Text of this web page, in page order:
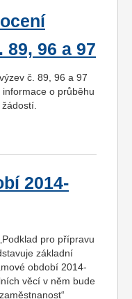
96 a 97
č. 89, 96 a 97
o průběhu
2014-
pro přípravu
základní
období 2014-
věcí v něm bude